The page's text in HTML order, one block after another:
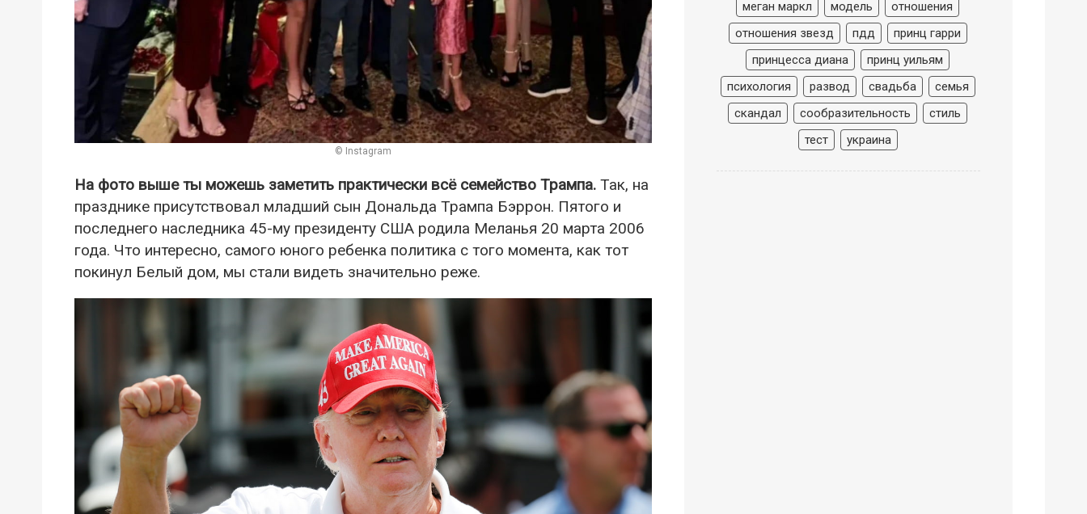
© Instagram
На фото выше ты можешь заметить практически всё семейство Трампа. Так, на
празднике присутствовал младший сын Дональда Трампа Бэррон. Пятого и
последнего наследника 45-му президенту США родила Меланья 20 марта 2006
года. Что интересно, самого юного ребенка политика с того момента, как тот
покинул Белый дом, мы стали видеть значительно реже.
меган маркл
модель
отношения
отношения звезд
пдд
принц гарри
принцесса диана
принц уильям
психология
развод свадьба
семья
скандал
сообразительность
стиль
тест
украина